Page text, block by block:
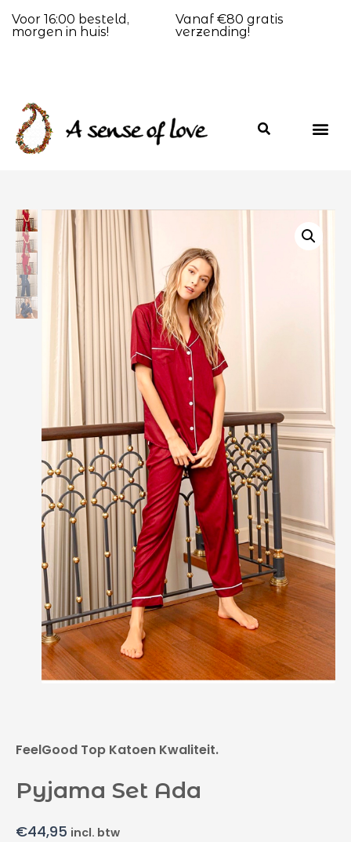
Voor 16:00 besteld,
morgen in huis!
Vanaf €80 gratis
verzending!
FeelGood Top Katoen Kwaliteit.
Pyjama Set Ada
€44,95 incl. btw